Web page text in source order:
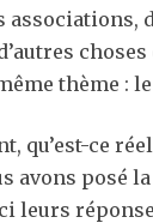
associations,
thème :
qu’est-ce
avons posé
leurs